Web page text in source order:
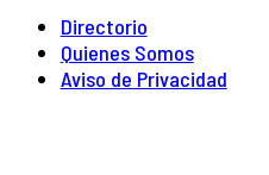
Directorio
Quienes Somos
Aviso de Privacidad